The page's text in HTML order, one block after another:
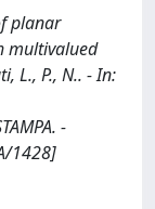
planar
multivalued
L., P., N.. - In:
-
1428]